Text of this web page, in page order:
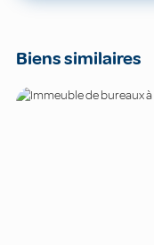
Biens similaires